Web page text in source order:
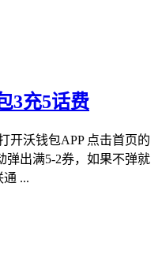
3充5话费
开沃钱包APP 点击首页的
弹出满5-2券，如果不弹就
...